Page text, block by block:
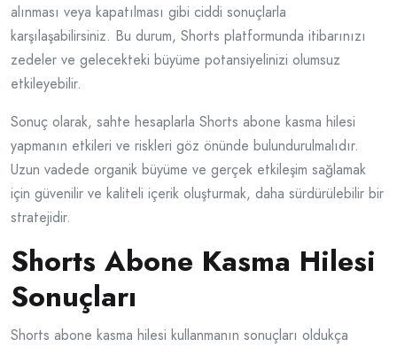
alınması veya kapatılması gibi ciddi sonuçlarla
karşılaşabilirsiniz. Bu durum, Shorts platformunda itibarınızı
zedeler ve gelecekteki büyüme potansiyelinizi olumsuz
etkileyebilir.
Sonuç olarak, sahte hesaplarla Shorts abone kasma hilesi
yapmanın etkileri ve riskleri göz önünde bulundurulmalıdır.
Uzun vadede organik büyüme ve gerçek etkileşim sağlamak
için güvenilir ve kaliteli içerik oluşturmak, daha sürdürülebilir bir
stratejidir.
Shorts Abone Kasma Hilesi
Sonuçları
Shorts abone kasma hilesi kullanmanın sonuçları oldukça